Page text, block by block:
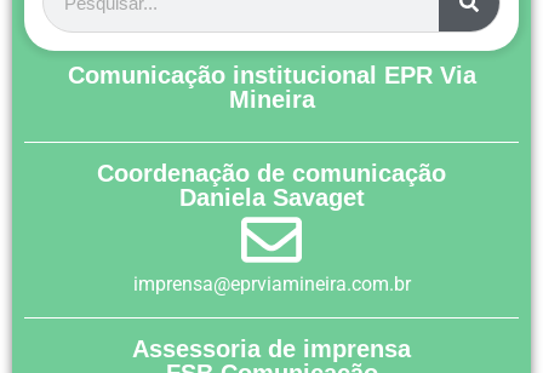
Comunicação institucional EPR Via
Mineira
Coordenação de comunicação
Daniela Savaget
imprensa@eprviamineira.com.br
Assessoria de imprensa